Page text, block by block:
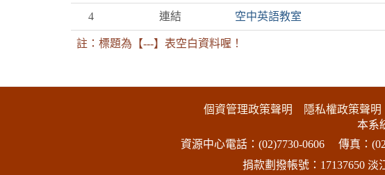
4 連結 空中英語教室
註：標題為【---】表空白資料喔！
個資管理政策聲明 隱私權政策聲明
本系
資源中心電話：(02)7730-0606
傳真：
捐款劃撥帳號：17137650